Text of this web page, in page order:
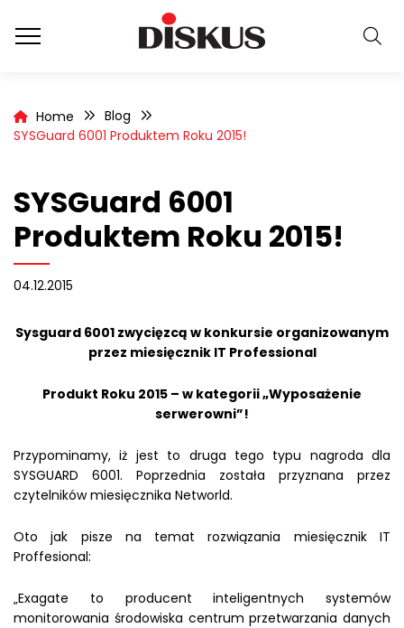
Home
Blog
SYSGuard 6001 Produktem Roku 2015!
SYSGuard 6001
Produktem Roku 2015!
04.12.2015
Sysguard 6001 zwycięzcą w konkursie organizowanym
przez miesięcznik IT Professional
Produkt Roku 2015 – w kategorii „Wyposażenie
serwerowni”!
Przypominamy, iż jest to druga tego typu nagroda dla
SYSGUARD 6001. Poprzednia została przyznana przez
czytelników miesięcznika Networld.
Oto jak pisze na temat rozwiązania miesięcznik IT
Proffesional:
„Exagate to producent inteligentnych systemów
monitorowania środowiska centrum przetwarzania danych